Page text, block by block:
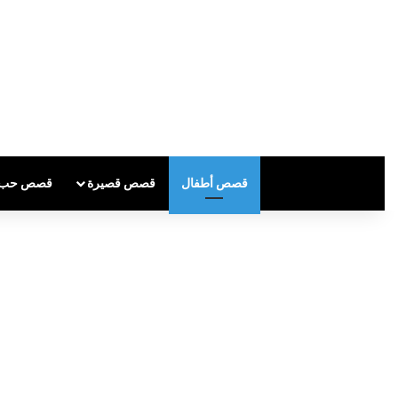
قصص أطفال قصص قصيرة قصص